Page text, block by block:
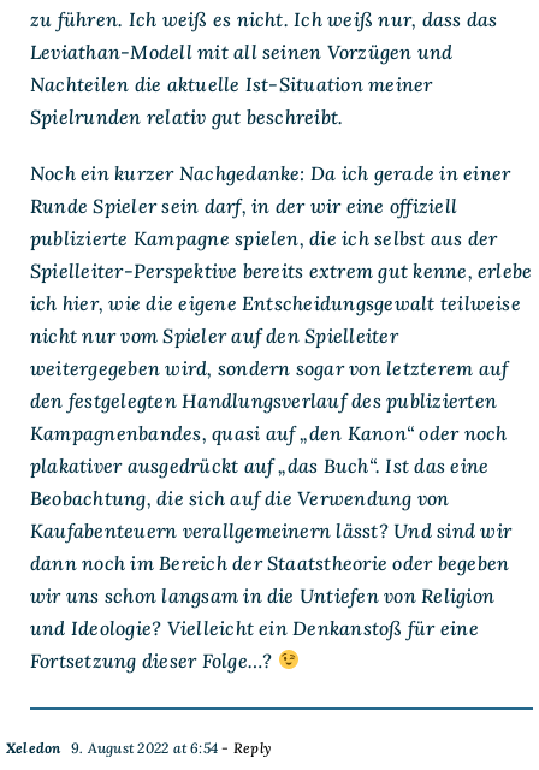
zu führen. Ich weiß es nicht. Ich weiß nur, dass das
Leviathan-Modell mit all seinen Vorzügen und
Nachteilen die aktuelle Ist-Situation meiner
Spielrunden relativ gut beschreibt.
Noch ein kurzer Nachgedanke: Da ich gerade in einer
Runde Spieler sein darf, in der wir eine offiziell
publizierte Kampagne spielen, die ich selbst aus der
Spielleiter-Perspektive bereits extrem gut kenne, erlebe
ich hier, wie die eigene Entscheidungsgewalt teilweise
nicht nur vom Spieler auf den Spielleiter
weitergegeben wird, sondern sogar von letzterem auf
den festgelegten Handlungsverlauf des publizierten
Kampagnenbandes, quasi auf „den Kanon“ oder noch
plakativer ausgedrückt auf „das Buch“. Ist das eine
Beobachtung, die sich auf die Verwendung von
Kaufabenteuern verallgemeinern lässt? Und sind wir
dann noch im Bereich der Staatstheorie oder begeben
wir uns schon langsam in die Untiefen von Religion
und Ideologie? Vielleicht ein Denkanstoß für eine
Fortsetzung dieser Folge…?
Xeledon 9. August 2022 at 6:54 - Reply